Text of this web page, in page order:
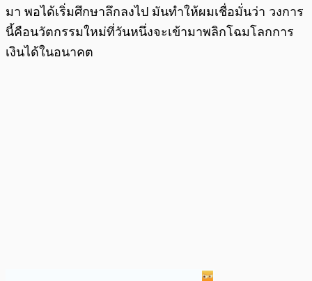
มา พอได้เริ่มศึกษาลึกลงไป มันทำให้ผมเชื่อมั่นว่า วงการ
นี้คือนวัตกรรมใหม่ที่วันหนึ่งจะเข้ามาพลิกโฉมโลกการ
เงินได้ในอนาคต